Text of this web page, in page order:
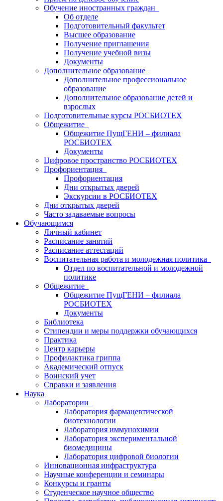
Обучение иностранных граждан
Об отделе
Подготовительный факультет
Высшее образование
Получение приглашения
Получение учебной визы
Документы
Дополнительное образование
Дополнительное профессиональное
образование
Дополнительное образование детей и
взрослых
Подготовительные курсы РОСБИОТЕХ
Общежитие
Общежитие ПущГЕНИ – филиала
РОСБИОТЕХ
Документы
Цифровое пространство РОСБИОТЕХ
Профориентация
Профориентация
Дни открытых дверей
Экскурсии в РОСБИОТЕХ
Дни открытых дверей
Часто задаваемые вопросы
Обучающимся
Личный кабинет
Расписание занятий
Расписание аттестаций
Воспитательная работа и молодежная политика
Отдел по воспитательной и молодежной
политике
Общежитие
Общежитие ПущГЕНИ – филиала
РОСБИОТЕХ
Документы
Библиотека
Стипендии и меры поддержки обучающихся
Практика
Центр карьеры
Профилактика гриппа
Академический отпуск
Воинский учет
Справки и заявления
Наука
Лаборатории
Лаборатория фармацевтической
биотехнологии
Лаборатория иммунохимии
Лаборатория экспериментальной
биомедицины
Лаборатория цифровой биологии
Инновационная инфраструктура
Научные конференции и семинары
Конкурсы и гранты
Студенческое научное общество